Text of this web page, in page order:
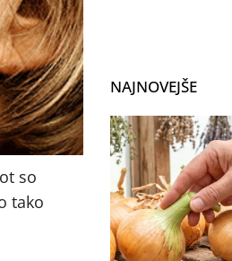
so
tako
NAJNOVEJŠE